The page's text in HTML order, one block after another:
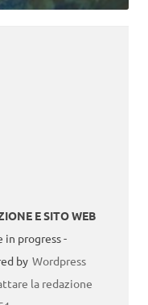
E SITO WEB
in progress -
by Wordpress
la redazione